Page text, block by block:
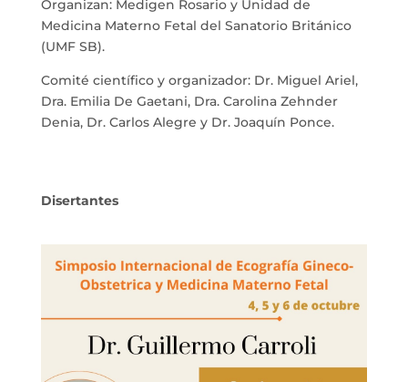
Organizan: Medigen Rosario y Unidad de
Medicina Materno Fetal del Sanatorio Británico
(UMF SB).
Comité científico y organizador: Dr. Miguel Ariel,
Dra. Emilia De Gaetani, Dra. Carolina Zehnder
Denia, Dr. Carlos Alegre y Dr. Joaquín Ponce.
Disertantes